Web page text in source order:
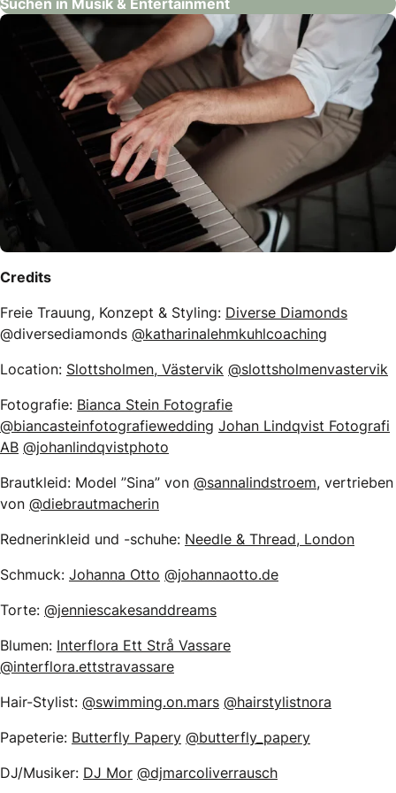
Credits
Freie Trauung, Konzept & Styling: Diverse Diamonds
@diversediamonds @katharinalehmkuhlcoaching
Location: Slottsholmen, Västervik @slottsholmenvastervik
Fotografie: Bianca Stein Fotografie
@biancasteinfotografiewedding Johan Lindqvist Fotografi
AB @johanlindqvistphoto
Brautkleid: Model ”Sina” von @sannalindstroem, vertrieben
von @diebrautmacherin
Rednerinkleid und -schuhe: Needle & Thread, London
Schmuck: Johanna Otto @johannaotto.de
Torte: @jenniescakesanddreams
Blumen: Interflora Ett Strå Vassare
@interflora.ettstravassare
Hair-Stylist: @swimming.on.mars @hairstylistnora
Papeterie: Butterfly Papery @butterfly_papery
DJ/Musiker: DJ Mor @djmarcoliverrausch